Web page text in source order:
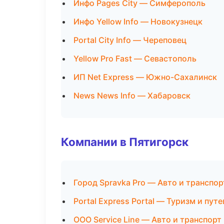
Инфо Pages City — Симферополь
Инфо Yellow Info — Новокузнецк
Portal City Info — Череповец
Yellow Pro Fast — Севастополь
ИП Net Express — Южно-Сахалинск
News News Info — Хабаровск
Компании в Пятигорск
Город Spravka Pro — Авто и
Portal Express Portal — Туризм и
ООО Service Line — Авто и транспорт